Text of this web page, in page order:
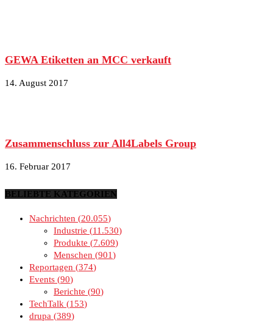
GEWA Etiketten an MCC verkauft
14. August 2017
Zusammenschluss zur All4Labels Group
16. Februar 2017
BELIEBTE KATEGORIEN
Nachrichten
20.055
Industrie
11.530
Produkte
7.609
Menschen
901
Reportagen
374
Events 90
Berichte
90
TechTalk
153
drupa
389